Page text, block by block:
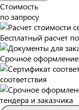
Стоимость
по запросу
Бесплатный расчет
Срочное оформление
соответствия
тендера и заказчика